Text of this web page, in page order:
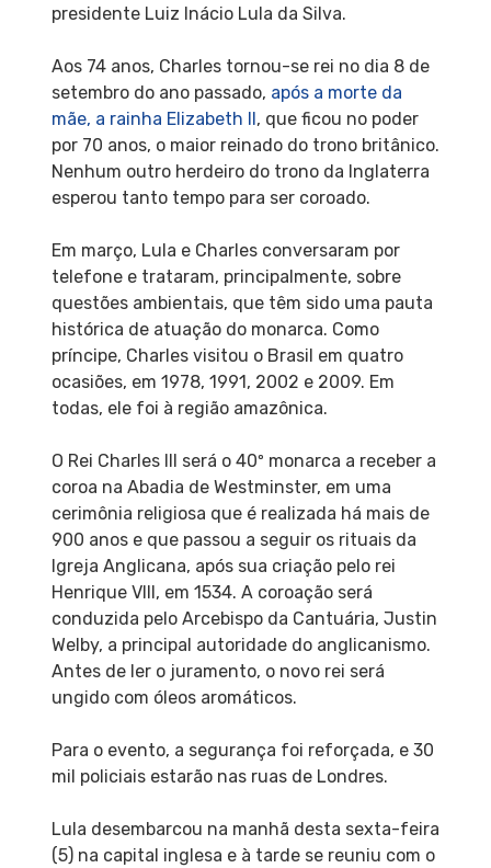
presidente Luiz Inácio Lula da Silva.
Aos 74 anos, Charles tornou-se rei no dia 8 de
setembro do ano passado, após a morte da
mãe, a rainha Elizabeth II , que ficou no poder
por 70 anos, o maior reinado do trono britânico.
Nenhum outro herdeiro do trono da Inglaterra
esperou tanto tempo para ser coroado.
Em março, Lula e Charles conversaram por
telefone e trataram, principalmente, sobre
questões ambientais, que têm sido uma pauta
histórica de atuação do monarca. Como
príncipe, Charles visitou o Brasil em quatro
ocasiões, em 1978, 1991, 2002 e 2009. Em
todas, ele foi à região amazônica.
O Rei Charles III será o 40º monarca a receber a
coroa na Abadia de Westminster, em uma
cerimônia religiosa que é realizada há mais de
900 anos e que passou a seguir os rituais da
Igreja Anglicana, após sua criação pelo rei
Henrique VIII, em 1534. A coroação será
conduzida pelo Arcebispo da Cantuária, Justin
Welby, a principal autoridade do anglicanismo.
Antes de ler o juramento, o novo rei será
ungido com óleos aromáticos.
Para o evento, a segurança foi reforçada, e 30
mil policiais estarão nas ruas de Londres.
Lula desembarcou na manhã desta sexta-feira
(5) na capital inglesa e à tarde se reuniu com o